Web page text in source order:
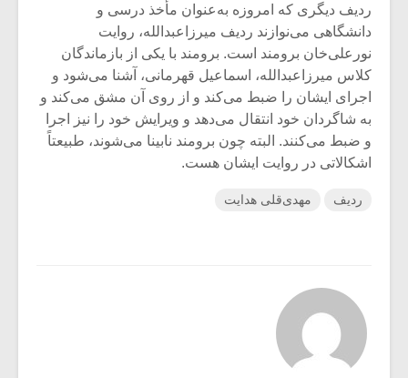
ردیف دیگری که امروزه به‌عنوان مأخذ درسی و
دانشگاهی می‌نوازند ردیف میرزاعبدالله، روایت
نورعلی‌خان برومند است. برومند با یکی از بازماندگان
کلاس میرزاعبدالله، اسماعیل قهرمانی، آشنا می‌شود و
اجرای ایشان را ضبط می‌کند و از روی آن مشق می‌کند و
به شاگردان خود انتقال می‌دهد و ویرایش خود را نیز اجرا
و ضبط می‌کنند. البته چون برومند نابینا می‌شوند، طبیعتاً
اشکالاتی در روایت ایشان هست.
ردیف مهدی‌قلی هدایت